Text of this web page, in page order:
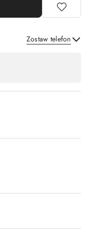
Zostaw telefon